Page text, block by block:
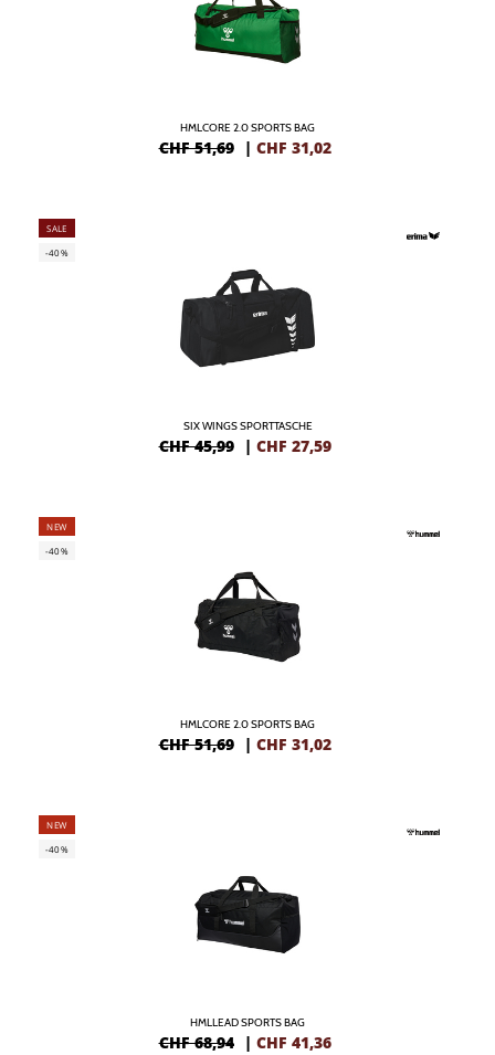
HMLCORE 2.0 SPORTS BAG
CHF 51,69 | CHF 31,02
SALE
-40%
SIX WINGS SPORTTASCHE
CHF 45,99 | CHF 27,59
NEW
-40%
HMLCORE 2.0 SPORTS BAG
CHF 51,69 | CHF 31,02
NEW
-40%
HMLLEAD SPORTS BAG
CHF 68,94 | CHF 41,36